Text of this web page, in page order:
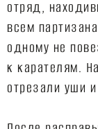
отряд,
всем
одному не
к карателям.
отрезали уши